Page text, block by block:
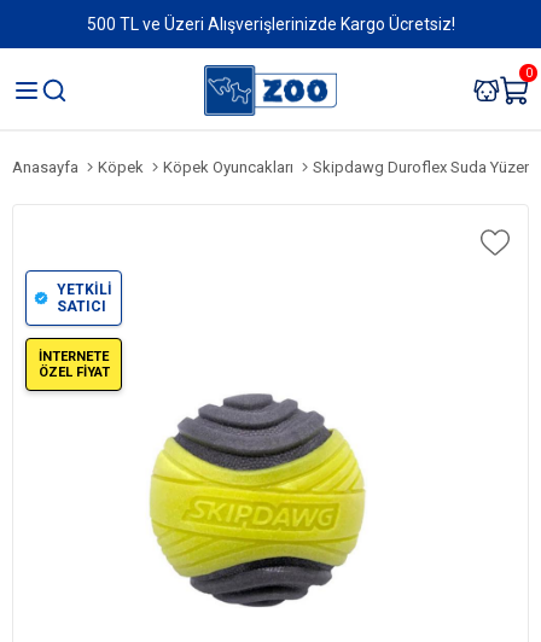
500 TL ve Üzeri Alışverişlerinizde Kargo Ücretsiz!
0
Anasayfa Köpek Köpek Oyuncakları Skipdawg Duroflex Suda Yüzen Ekstra
YETKİLİ
SATICI
İNTERNETE
ÖZEL FİYAT